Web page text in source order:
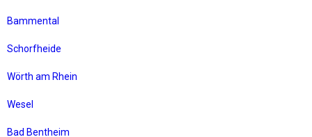
Bammental
Schorfheide
Wörth am Rhein
Wesel
Bad Bentheim